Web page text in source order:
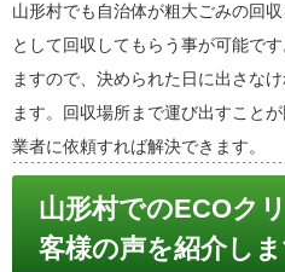
山形村でも自治体が粗大ごみの回
として回収してもらう事が可能で
ますので、決められた日に出さな
ます。回収場所まで運び出すこと
業者に依頼すれば解決できます。
山形村でのECOク
客様の声を紹介しま